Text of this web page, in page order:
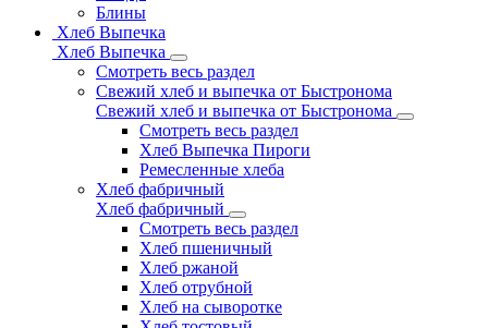
Блины
Хлеб Выпечка
Хлеб Выпечка
Смотреть весь раздел
Свежий хлеб и выпечка от Быстронома
Свежий хлеб и выпечка от Быстронома
Смотреть весь раздел
Хлеб Выпечка Пироги
Ремесленные хлеба
Хлеб фабричный
Хлеб фабричный
Смотреть весь раздел
Хлеб пшеничный
Хлеб ржаной
Хлеб отрубной
Хлеб на сыворотке